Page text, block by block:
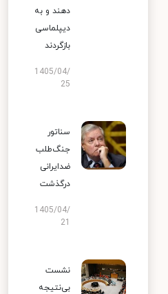
دهند و به
دیپلماسی
بازگردند
1405/04/
25
سناتور
جنگ‌طلب
ضدایرانی
درگذشت
1405/04/
نشست
بی‌نتیجه